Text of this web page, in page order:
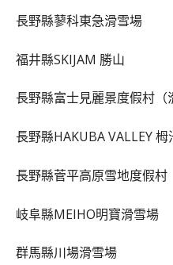
長野縣蓼科東急滑雪場
福井縣SKIJAM 勝山
長野縣富士見麗景度假村（
長野縣HAKUBA VALLEY
長野縣菅平高原雪地度假村
岐阜縣MEIHO明寶滑雪場
群馬縣川場滑雪場